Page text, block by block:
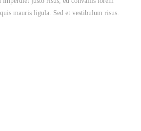
mauris ligula. Sed et vestibulum risus.